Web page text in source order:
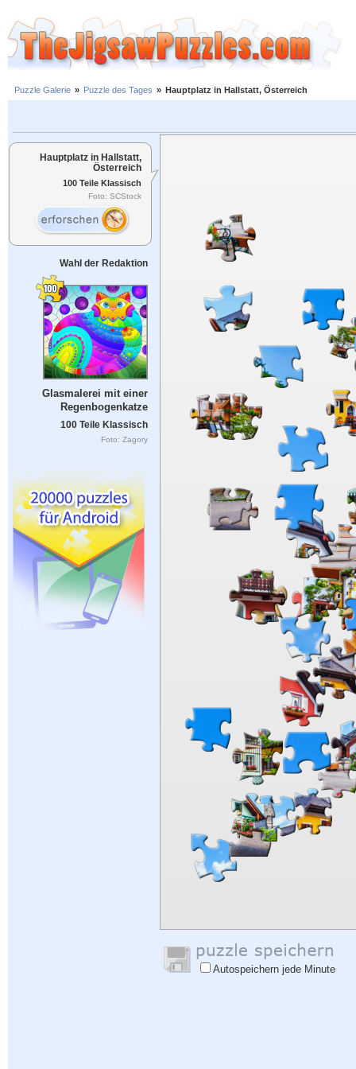
Puzzle Galerie » Puzzle des Tages » Hauptplatz in Hallstatt, Österreich
Hauptplatz in Hallstatt,
Österreich
100 Teile Klassisch
Foto: SCStock
Wahl der Redaktion
Glasmalerei mit einer
Regenbogenkatze
100 Teile Klassisch
Foto: Zagory
Autospeichern jede Minute